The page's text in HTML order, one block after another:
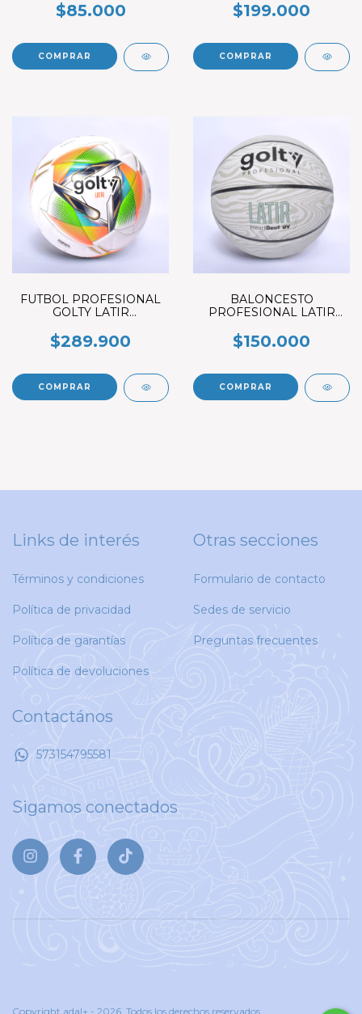
$85.000 $199.000
FUTBOL PROFESIONAL
GOLTY LATIR
$289.900
BALONCESTO
PROFESIONAL LATIR
$150.000
Links de interés
Términos y condiciones
Política de privacidad
Política de garantías
Política de devoluciones
Otras secciones
Formulario de contacto
Sedes de servicio
Preguntas frecuentes
Contactános
573154795581
Sigamos conectados
Copyright adal+ - 2026. Todos los derechos reservados.